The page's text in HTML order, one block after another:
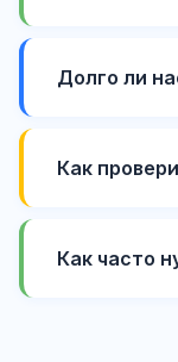
Долго ли
Как
Как часто